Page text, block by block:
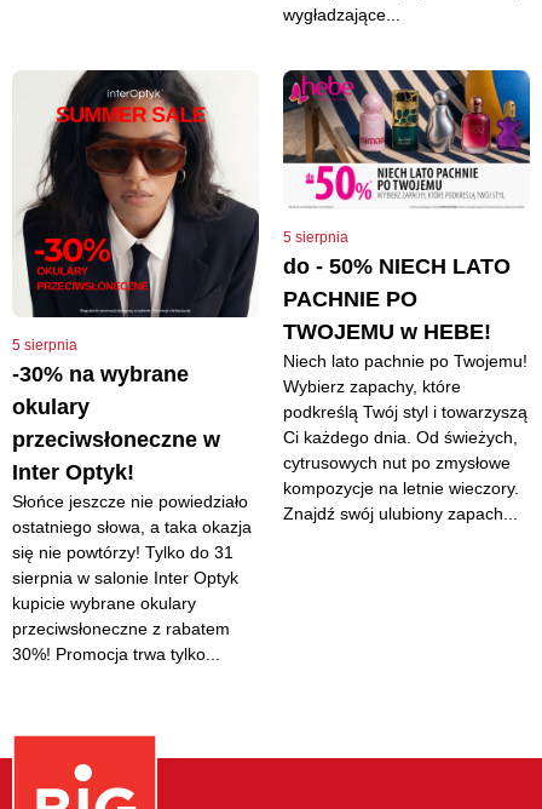
wygładzające...
5 sierpnia
-30% na wybrane
okulary
przeciwsłoneczne w
Inter Optyk!
Słońce jeszcze nie powiedziało
ostatniego słowa, a taka okazja
się nie powtórzy! Tylko do 31
sierpnia w salonie Inter Optyk
kupicie wybrane okulary
przeciwsłoneczne z rabatem
30%! Promocja trwa tylko...
5 sierpnia
do - 50% NIECH LATO
PACHNIE PO
TWOJEMU w HEBE!
Niech lato pachnie po Twojemu!
Wybierz zapachy, które
podkreślą Twój styl i towarzyszą
Ci każdego dnia. Od świeżych,
cytrusowych nut po zmysłowe
kompozycje na letnie wieczory.
Znajdź swój ulubiony zapach...